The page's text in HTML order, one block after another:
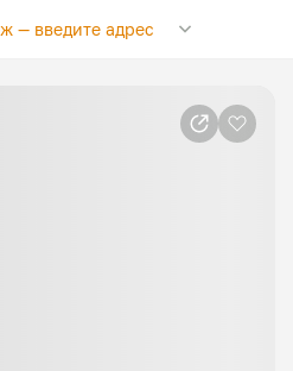
—введите адрес